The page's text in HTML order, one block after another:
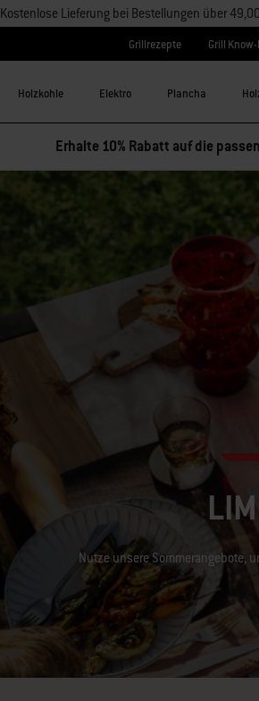
Kostenlose Lieferung bei Bestellungen über
Grillrezepte Grill
Holzkohle Elektro Plancha
Erhalte 10% Rabatt auf die
Nutze unsere Sommerangebote,